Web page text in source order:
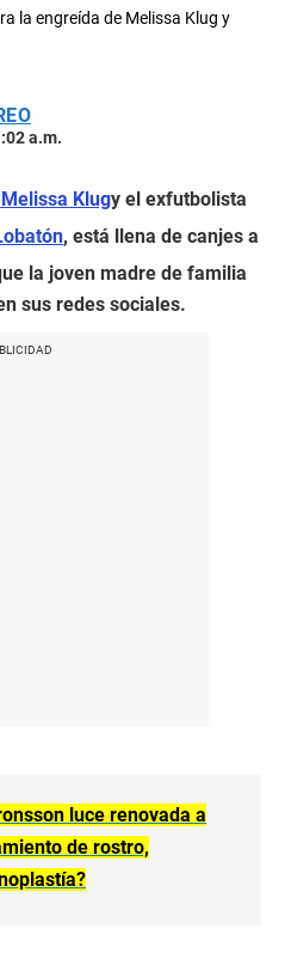
la engreída de Melissa Klug y
a.m.
Klugy el exfutbolista
, está llena de canjes a
la joven madre de familia
sus redes sociales.
luce renovada a
de rostro,